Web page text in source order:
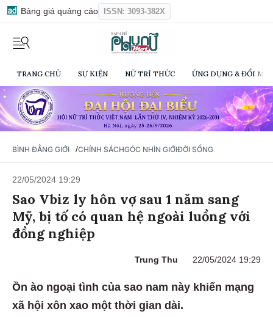
Bảng giá quảng cáo ISSN: 3093-382X
TRANG CHỦ SỰ KIỆN NỮ TRÍ THỨC ỨNG DỤNG & ĐỔI
BÌNH ĐẲNG GIỚI /CHÍNH SÁCHGÓC NHÌN GIỚIĐỜI SỐNG
22/05/2024 19:29
Sao Vbiz ly hôn vợ sau 1 năm sang
Mỹ, bị tố có quan hệ ngoài luồng với
đồng nghiệp
Trung Thu 22/05/2024 19:29
Ồn ào ngoại tình của sao nam này khiến mạng
xã hội xôn xao một thời gian dài.